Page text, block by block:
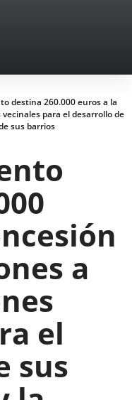
destina 260.000 euros a la
para el desarrollo de
sus barrios
a
el
sus